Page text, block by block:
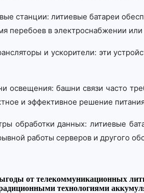
станции: литиевые батареи
перебоев в электроснабжении или
и ускорители: эти
освещения: башни связи часто
и эффективное решение
обработки данных: литиевые
работы серверов и другого
от телекоммуникационных
технологиями